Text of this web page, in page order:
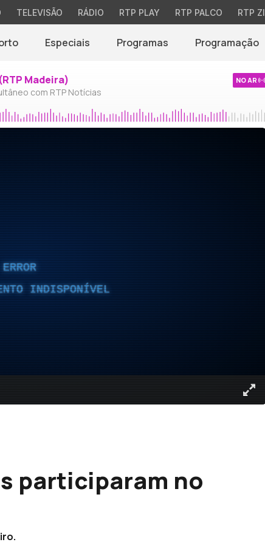
TELEVISÃO RÁDIO RTP PLAY RTP PALCO RTP
Especiais Programas Programação
Madeira)
com RTP Notícias
NO AR
INDISPONÍVEL
participaram no